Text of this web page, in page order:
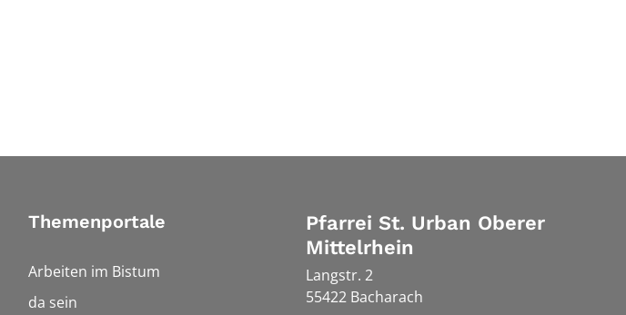
Themenportale
Arbeiten im Bistum
da sein
Pfarrei St. Urban Oberer
Mittelrhein
Langstr. 2
55422 Bacharach